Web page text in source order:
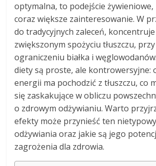
optymalna, to podejście
coraz większe zainteresowanie. W
do tradycyjnych zaleceń,
zwiększonym spożyciu tłuszczu,
ograniczeniu białka i
diety są proste, ale kontrowersyjne:
energii ma pochodzić z tłuszczu, co
się zaskakujące w obliczu
o zdrowym odżywianiu. Warto
efekty może przynieść ten
odżywiania oraz jakie są jego
zagrożenia dla zdrowia.